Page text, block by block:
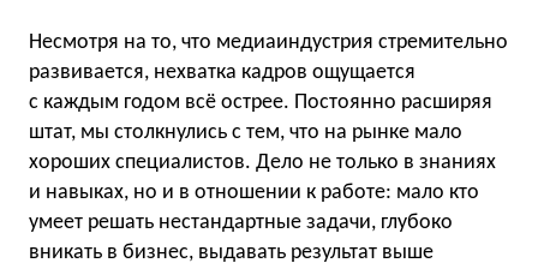
Несмотря на то, что медиаиндустрия стремительно
развивается, нехватка кадров ощущается
с каждым годом всё острее. Постоянно расширяя
штат, мы столкнулись с тем, что на рынке мало
хороших специалистов. Дело не только в знаниях
и навыках, но и в отношении к работе: мало кто
умеет решать нестандартные задачи, глубоко
вникать в бизнес, выдавать результат выше